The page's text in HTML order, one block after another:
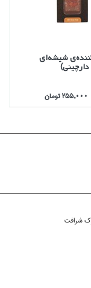
شيشه‌اي
255,000 تومان
شرافت